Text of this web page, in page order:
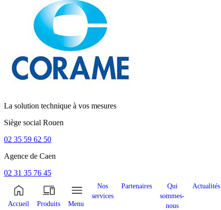
La solution technique à vos mesures
Siège social Rouen
02 35 59 62 50
Agence de Caen
02 31 35 76 45
Accueil Produits Menu
Nos
services
Partenaires
Qui
sommes-
nous
Actualités